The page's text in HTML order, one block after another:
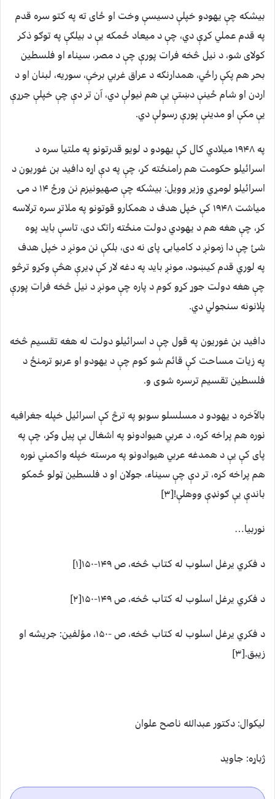
بیشکه چې یهودو خپلې دسیسې وخت او ځای ته په کتو سره قدم
په قدم عملي کړې دي، چې د میعاد ځمکه یې د بیلګې په توګو ذکر
کولای شو، د نیل څخه فرات پورې چې د مصر، سیناء او فلسطین
بحر هم پکې راځي، همدارنګه د عراق غربي برخې، سوریه، لبنان او د
اردن او شام ځینې دښتې یې هم نیولې دي، آن تر دې چې خپلې جرړې
یې مکې او مدینې پورې رسولې دي.
په ۱۹۴۸ میلادي کال کې یهودو د لویو قدرتونو په ملتیا سره د
اسرائيلو حکومت هم رامنځته کړ، چې په دې اړه دافید بن غوریون د
اسرائیلو لومړي وزیر وویل: بیشکه چې صهیونیزم نن ورځ ۱۴ د مۍ
میاشت ۱۹۴۸ کې خپل هدف د همکارو قوتونو په ملاتړ سره ترلاسه
کړ، چې هغه هم د یهودي دولت منځته راتګ دی، تاسې باید پوه
شئ چې دا زمونږ د کامیابۍ پای نه دی، بلکې نن مونږ د خپل هدف
په لوري قدم کیښود، مونږ باید په دغه لار کې ډیرې هڅې وکړو ترڅو
چې هغه دولت جوړ کړو کوم د پاره چې مونږ د نیل څخه فرات پورې
پلانونه سنجولي دي.
دافید بن غوریون په قول چې د اسرائيلو دولت له هغه تقسیم څخه
په زیات مساحت کې قائم شو کوم چې د یهودو او عربو ترمنځ د
فلسطین تقسیم ترسره شوی و.
بالآخره د یهودو د مسلسلو سوبو په ترڅ کې اسرائيل خپله جغرافیه
نوره هم پراخه کړه، د عربي هیوادونو په اشغال یې پیل وکړ، چې په
پای کې یې د همدغه عربي هیوادونو په مرسته خپله واکمني نوره
هم پراخه کړه، تر دې چې سیناء، جولان او د فلسطین ټولو ځمکو
باندې یې ګونډې ووهلې![۳]
نوربیا…
د فکري یرغل اسلوب له کتاب څخه، ص ۱۴۹-۱۵۰[۱]
د فکري یرغل اسلوب له کتاب څخه، ص ۱۴۹-۱۵۰[۲]
د فکري یرغل اسلوب له کتاب څخه، ص -۱۵۰، مؤلفین: جریشه او
زیبق.[۳]
لیکوال: دکتور عبدالله ناصح علوان
ژباړه: جاوید